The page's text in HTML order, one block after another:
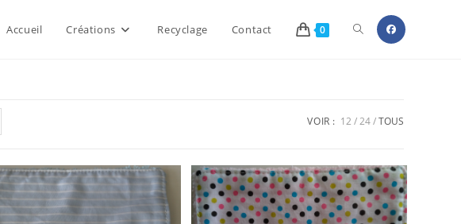
Accueil Créations Recyclage Contact 0 Toggle
VOIR : 12 24 TOUS